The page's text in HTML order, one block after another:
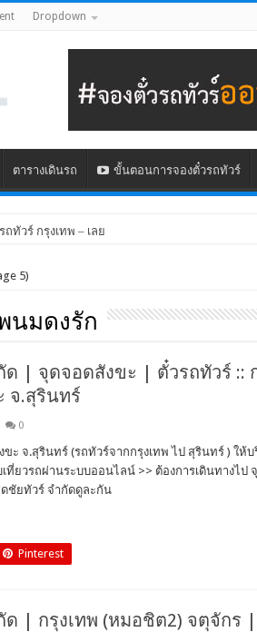
Dropdown
ตารางเดินรถ ขั้นตอนการจองตั๋วรถทัวร์
ถทัวร์ กรุงเทพ – เลย
5)
นมดงรัก
| จุดจอดสังขะ | ตั๋วรถทัวร์ ::
จ.สุรินทร์
0
ะ จ.สุรินทร์ (รถทัวร์จากกรุงเทพ ไป สุรินทร์ ) ให้
ที่ยวรถผ่านระบบออนไลน์ >> ต้องการเดินทางไป
ชัยทัวร์ จำกัดดูละกัน
Pinterest
| กรุงเทพ (หมอชิต2) จตุจักร